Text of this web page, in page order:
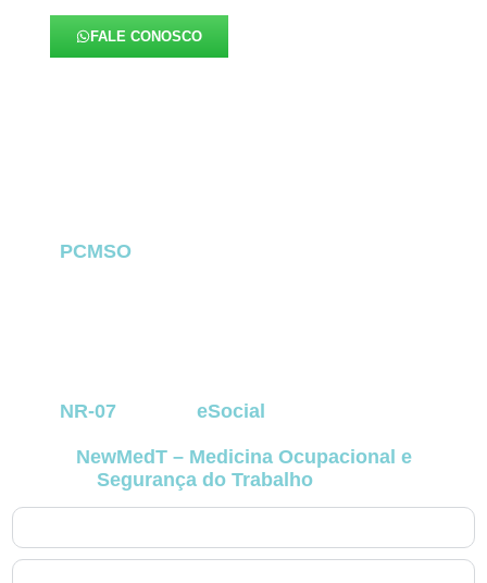
FALE CONOSCO
PCMSO
NR-07 eSocial
NewMedT – Medicina Ocupacional e
Segurança do Trabalho